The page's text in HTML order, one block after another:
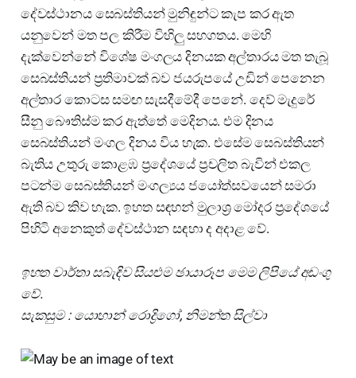
දේවස්ථානය සෙබස්තියන් මුනිඳුන්ට කැප කර ඇත
යනුවෙන් මත පල කිරීම විහිලු සහගතය. මෙහි
දැක්වෙන්නේ විශේෂ මංගලය දිනයක අල්තාරය මත තැබූ
සෙබස්තියන් ප්‍රතිමාවක් බව ජයරුපයේ උඩින් පෙනෙන
අල්තාර කොටස සමඟ සැසදීමේදී පෙනේ. දෙව් මැදුරේ
සීනු බෞතිස්ම කර ඇත්තේ මෙදිනය. එම දිනය
සෙබස්තියන් මංගල දිනය විය හැක. එසේම සෙබස්තියන්
බැතිය උතුරු කොළඹ ප්‍රදේශයේ ප්‍රචලිත බැවින් එකල
පටන්ම සෙබස්තියන් මංගල්‍යය ජයෝත්සවයෙන් සමරා
ඇති බව කිව හැක. ඉහත සඳහන් මුලාශ්‍ර මෝදර ප්‍රදේශයේ
පිහිටි අනෙකුත් දේවස්ථාන සඳහා ද අදාළ වේ.
ඉහත වාර්තා සබැඳිව සියළුම ඡායාරූප මෙම ලිපියේ අඩංගු
වේ.
සැකසුම : යොහාන් රොද්‍රිගෝ, නිමන්ත සිල්වා